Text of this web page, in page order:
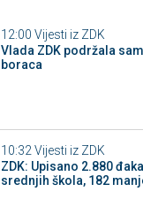
12:00 Vijesti iz ZDK
Vlada ZDK podržala
boraca
10:32 Vijesti iz ZDK
ZDK: Upisano 2.880
srednjih škola, 182